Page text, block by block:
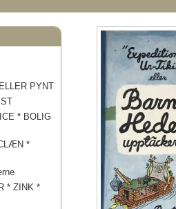
PYNT
* BOLIG
*
* ZINK *